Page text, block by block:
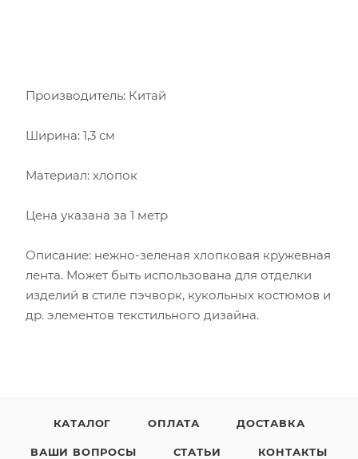
Производитель: Китай
Ширина: 1,3 см
Материал: хлопок
Цена указана за 1 метр
Описание: нежно-зеленая хлопковая кружевная
лента. Может быть использована для отделки
изделий в стиле пэчворк, кукольных костюмов и
др. элементов текстильного дизайна.
КАТАЛОГ ОПЛАТА ДОСТАВКА
ВАШИ ВОПРОСЫ СТАТЬИ КОНТАКТЫ